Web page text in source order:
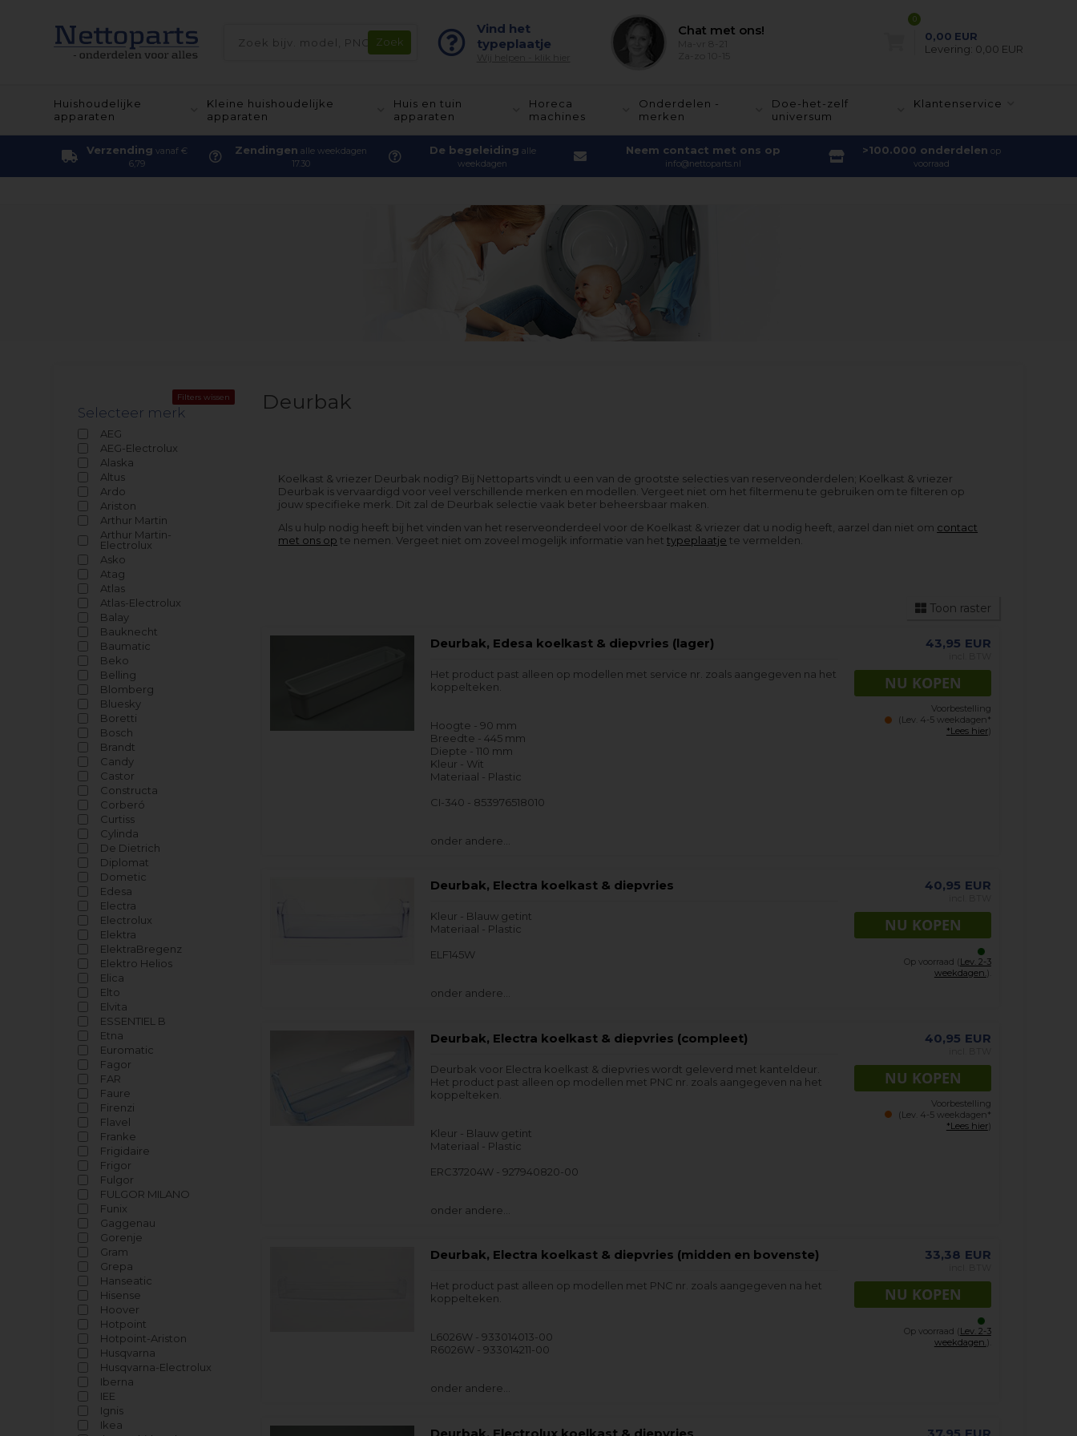
Vind het
typeplaatje
Chat met ons!
0
0,00 EUR
Levering: 0,00 EUR
Huishoudelijke
apparaten
Kleine huishoudelijke
apparaten
Huis en tuin
apparaten
Horeca
machines
Onderdelen -
merken
Doe-het-zelf
universum
Klantenservice
Verzending vanaf €
6,79
Zendingen alle weekdagen
17.30
De begeleiding alle
weekdagen
Neem contact met ons op
info@nettoparts.nl
>100.000 onderdelen op
voorraad
Filters wissen
Selecteer merk
AEG
AEG-Electrolux
Alaska
Altus
Ardo
Ariston
Arthur Martin
Arthur Martin-
Electrolux
Asko
Atag
Atlas
Atlas-Electrolux
Balay
Bauknecht
Baumatic
Beko
Belling
Blomberg
Bluesky
Boretti
Bosch
Brandt
Candy
Castor
Constructa
Corberó
Curtiss
Cylinda
De Dietrich
Diplomat
Dometic
Edesa
Electra
Electrolux
Elektra
ElektraBregenz
Elektro Helios
Elica
Elto
Elvita
ESSENTIEL B
Etna
Euromatic
Fagor
FAR
Faure
Firenzi
Flavel
Franke
Frigidaire
Frigor
Fulgor
FULGOR MILANO
Funix
Gaggenau
Gorenje
Gram
Grepa
Hanseatic
Hisense
Hoover
Hotpoint
Hotpoint-Ariston
Husqvarna
Husqvarna-Electrolux
Iberna
IEE
Ignis
Ikea
Deurbak
Koelkast & vriezer Deurbak nodig? Bij Nettoparts vindt u een van de grootste selecties van reserveonderdelen; Koelkast & vriezer
Deurbak is vervaardigd voor veel verschillende merken en modellen. Vergeet niet om het filtermenu te gebruiken om te filteren op
jouw specifieke merk. Dit zal de Deurbak selectie vaak beter beheersbaar maken.
Als u hulp nodig heeft bij het vinden van het reserveonderdeel voor de Koelkast & vriezer dat u nodig heeft, aarzel dan niet om contact
met ons op te nemen. Vergeet niet om zoveel mogelijk informatie van hettypeplaatje te vermelden.
Toon raster
Deurbak, Edesa koelkast & diepvries (lager)
Het product past alleen op modellen met service nr. zoals aangegeven na het
koppelteken.
Hoogte - 90 mm
Breedte - 445 mm
Diepte - 110 mm
Kleur - Wit
Materiaal - Plastic
CI-340 - 853976518010
onder andere…
43,95 EUR
Voorbestelling
(Lev. 4-5 weekdagen*
*Lees hier)
Deurbak, Electra koelkast & diepvries
Kleur - Blauw getint
Materiaal - Plastic
ELF145W
onder andere…
40,95 EUR
Op voorraad (Lev. 2-3
weekdagen. ).
Deurbak, Electra koelkast & diepvries (compleet)
Deurbak voor Electra koelkast & diepvries wordt geleverd met kanteldeur.
Het product past alleen op modellen met PNC nr. zoals aangegeven na het
koppelteken.
Kleur - Blauw getint
Materiaal - Plastic
ERC37204W - 927940820-00
onder andere…
40,95 EUR
Voorbestelling
(Lev. 4-5 weekdagen*
*Lees hier)
Deurbak, Electra koelkast & diepvries (midden en bovenste)
Het product past alleen op modellen met PNC nr. zoals aangegeven na het
koppelteken.
L6026W - 933014013-00
R6026W - 933014211-00
onder andere…
33,38 EUR
Op voorraad (Lev. 2-3
weekdagen. ).
Deurbak, Electrolux koelkast & diepvries 37,95 EUR